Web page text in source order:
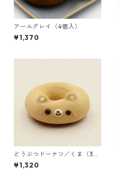
アールグレイ（4個入）
¥1,370
どうぶつドーナツ／くま（3個
入り）
¥1,320